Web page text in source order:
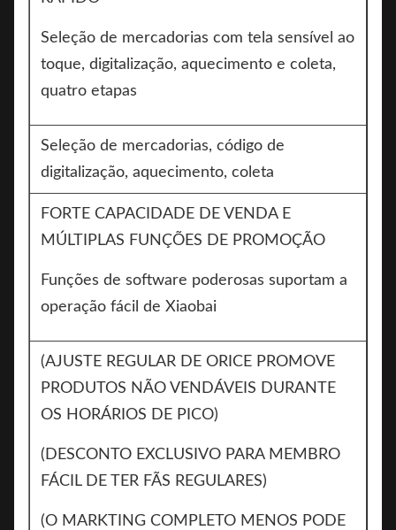
Seleção de mercadorias com tela sensível ao
toque, digitalização, aquecimento e coleta,
quatro etapas
Seleção de mercadorias, código de
digitalização, aquecimento, coleta
FORTE CAPACIDADE DE VENDA E
MÚLTIPLAS FUNÇÕES DE PROMOÇÃO
Funções de software poderosas suportam a
operação fácil de Xiaobai
(AJUSTE REGULAR DE ORICE PROMOVE
PRODUTOS NÃO VENDÁVEIS DURANTE
OS HORÁRIOS DE PICO)
(DESCONTO EXCLUSIVO PARA MEMBRO
FÁCIL DE TER FÃS REGULARES)
(O MARKTING COMPLETO MENOS PODE